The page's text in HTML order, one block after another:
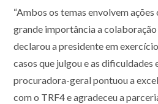
“Ambos os temas envolvem
grande importância a colaboração
declarou a presidente em
casos que julgou e as dificuldades
procuradora-geral pontuou a
com o TRF4 e agradeceu a